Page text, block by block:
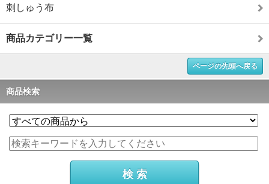
刺しゅう布
商品カテゴリー一覧
ページの先頭へ戻る
商品検索